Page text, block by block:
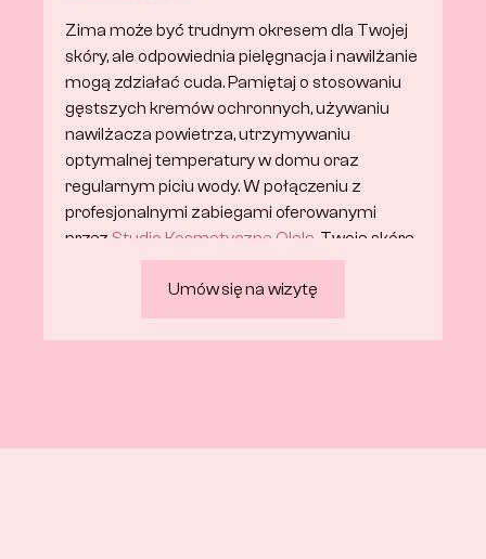
Zima może być trudnym okresem dla Twojej
skóry, ale odpowiednia pielęgnacja i nawilżanie
mogą zdziałać cuda. Pamiętaj o stosowaniu
gęstszych kremów ochronnych, używaniu
nawilżacza powietrza, utrzymywaniu
optymalnej temperatury w domu oraz
regularnym piciu wody. W połączeniu z
profesjonalnymi zabiegami oferowanymi
przez Studio Kosmetyczne Olala , Twoja skóra
pozostanie zdrowa i nawilżona przez całą
Umów się na wizytę